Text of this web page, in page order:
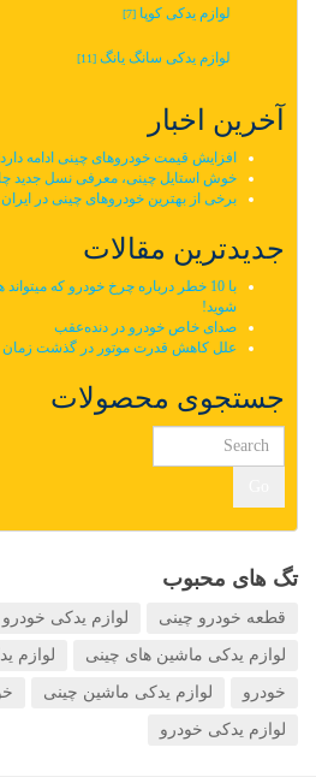
لوازم یدکی کوپا [7]
لوازم یدکی سانگ یانگ [11]
آخرین اخبار
افزایش قیمت خودروهای چینی ادامه
خوش استایل چینی، معرفی نسل جدید
برخی از بهترین خودروهای چینی در ایران
جدیدترین مقالات
با 10 خطر درباره چرخ خودرو که
شوید!
صدای خاص خودرو در دنده‌عقب
علل کاهش قدرت موتور در گذشت زمان
جستجوی محصولات
تگ های محبوب
قطعه خودرو چینی لوازم یدکی
لوازم یدکی ماشین های چینی لوازم
خودرو لوازم یدکی ماشین چینی
لوازم یدکی خودرو